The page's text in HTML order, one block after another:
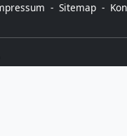
Sitemap